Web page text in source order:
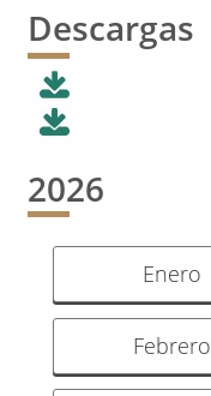
Descargas
2026
Enero
Febrero